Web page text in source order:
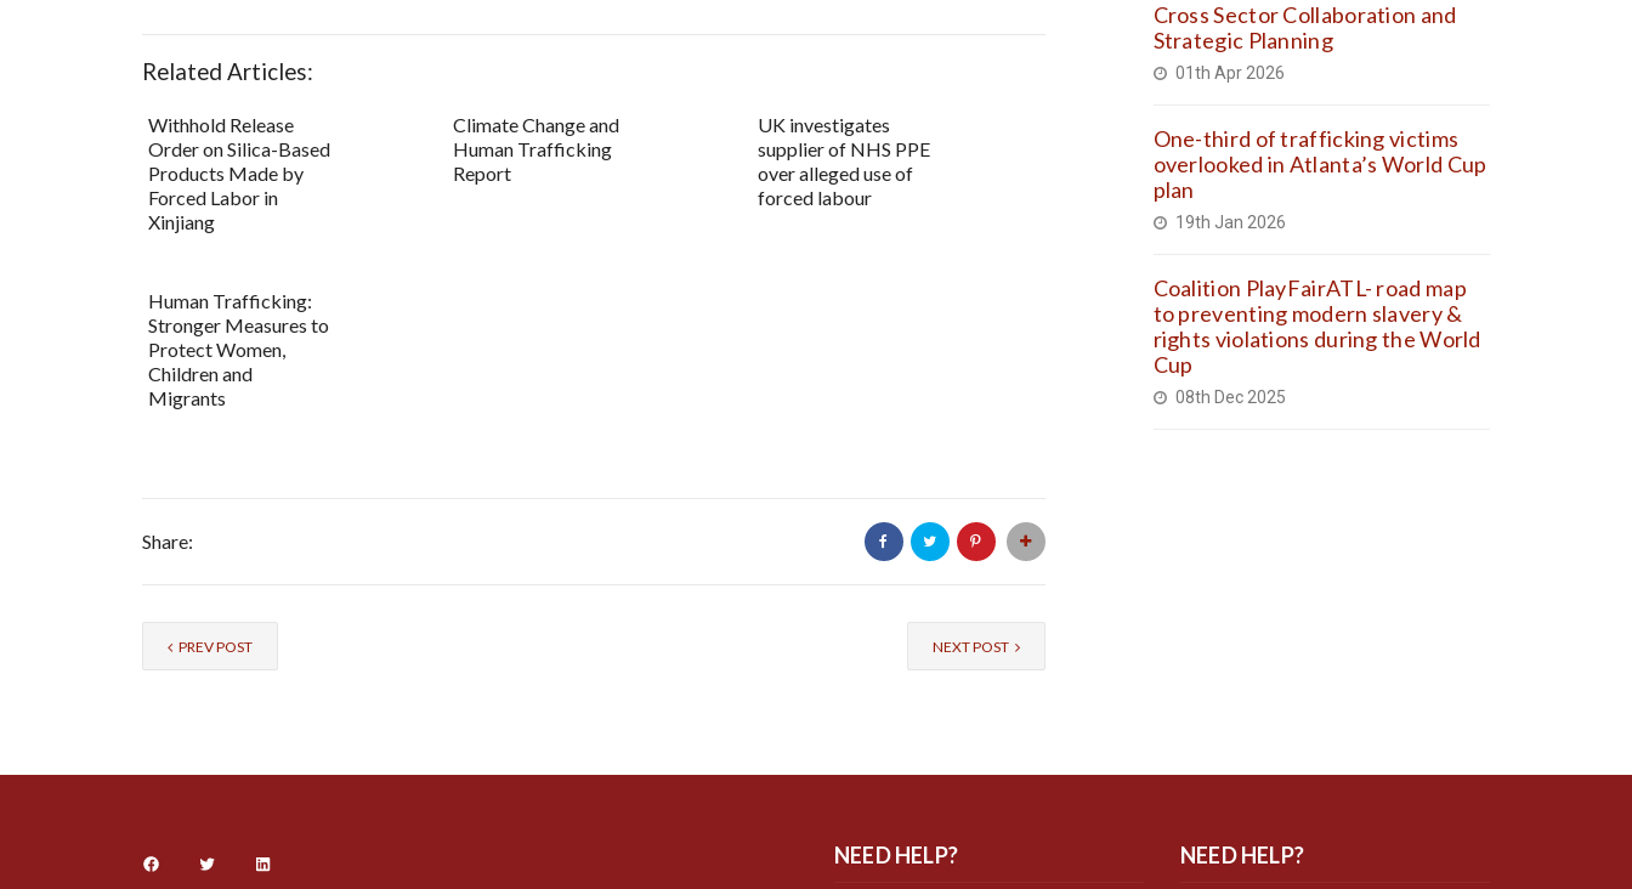
Related Articles:
Withhold Release
Order on Silica-Based
Products Made by
Forced Labor in
Xinjiang
Climate Change and
Human Trafficking
Report
UK investigates
supplier of NHS PPE
over alleged use of
forced labour
Human Trafficking:
Stronger Measures to
Protect Women,
Children and
Migrants
Share:
PREV POST NEXT POST
Cross Sector Collaboration and
Strategic Planning
01th Apr 2026
One-third of trafficking victims
overlooked in Atlanta’s World Cup
plan
19th Jan 2026
Coalition PlayFairATL- road map
to preventing modern slavery &
rights violations during the World
Cup
08th Dec 2025
NEED HELP? NEED HELP?